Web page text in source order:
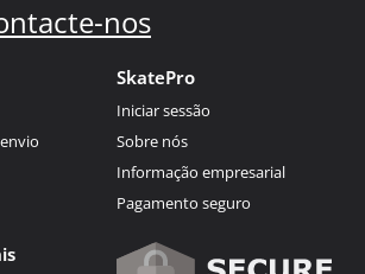
nos
SkatePro
Iniciar sessão
Sobre nós
Informação empresarial
Pagamento seguro